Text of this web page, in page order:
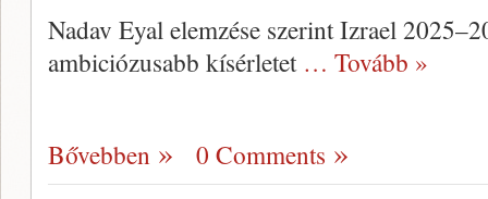
Nadav Eyal elemzése szerint Izrael
ambiciózusabb kísérletet … Tovább »
Bővebben 0 Comments